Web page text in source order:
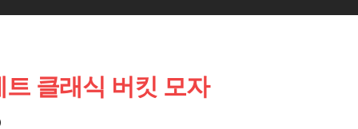
클래식 버킷 모자